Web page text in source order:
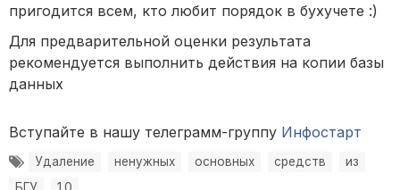
пригодится всем, кто любит порядок в бухучете :)
Для предварительной оценки результата
рекомендуется выполнить действия на копии базы
данных
Вступайте в нашу телеграмм-группу Инфостарт
Удаление ненужных основных средств
из